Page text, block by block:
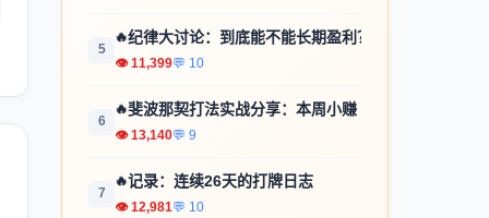
5
🔥纪律大讨论：到底能不能长期盈利？
👁 11,399💬 10
6
🔥斐波那契打法实战分享：本周小赚
👁 13,140💬 9
7
🔥记录：连续26天的打牌日志
👁 12,981💬 10